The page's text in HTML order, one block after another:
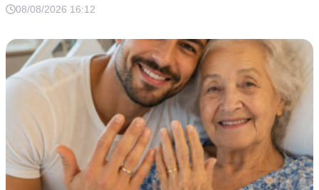
verdadera razón por la que él la eligió a ella por encima
08/08/2026 16:12